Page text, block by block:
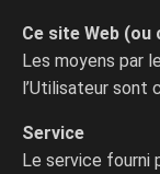
Ce site Web (ou
Les moyens par
l’Utilisateur
Service
Le service fourni